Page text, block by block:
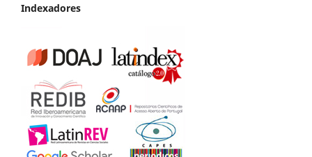
Indexadores